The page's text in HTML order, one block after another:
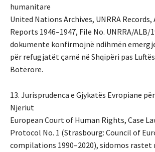
humanitare
United Nations Archives, UNRRA Records,
Reports 1946–1947, File No. UNRRA/ALB/
dokumente konfirmojnë ndihmën
për refugjatët çamë në Shqipëri pas
Botërore.
13. Jurisprudenca e Gjykatës Evropiane
Njeriut
European Court of Human Rights, Case
Protocol No. 1 (Strasbourg: Council of
compilations 1990–2020), sidomos rastet